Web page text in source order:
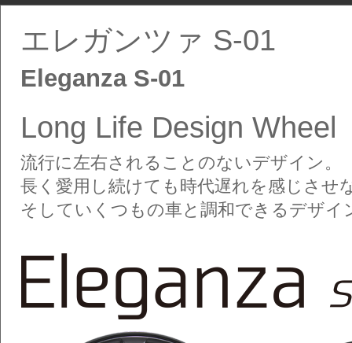
エレガンツァ S-01
Eleganza S-01
Long Life Design Wheel
流行に左右されることのないデザイン。
長く愛用し続けても時代遅れを感じさせ
そしていくつもの車と調和できるデザイ